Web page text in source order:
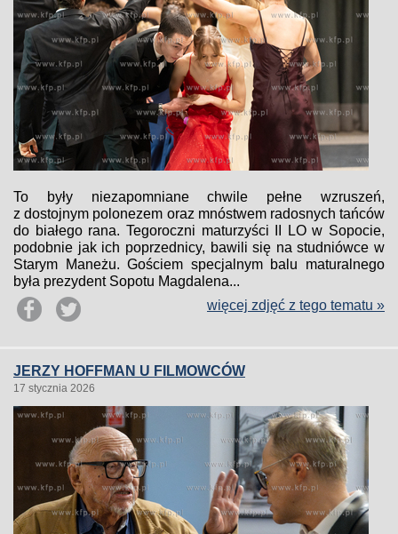
To były niezapomniane chwile pełne wzruszeń,
z dostojnym polonezem oraz mnóstwem radosnych tańców
do białego rana. Tegoroczni maturzyści II LO w Sopocie,
podobnie jak ich poprzednicy, bawili się na studniówce w
Starym Maneżu. Gościem specjalnym balu maturalnego
była prezydent Sopotu Magdalena...
więcej zdjęć z tego tematu »
JERZY HOFFMAN U FILMOWCÓW
17 stycznia 2026